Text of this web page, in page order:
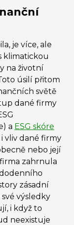
je více, ale
klimatickou
na životní
úsilí přitom
světě
dané firmy
a ESG skóre
vliv dané firmy
nebo její
zahrnula
zásadní
výsledky
i když to
neexistuje